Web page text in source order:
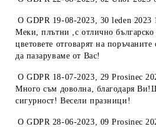
OGDPR 19-08-2023, 30 leden 2023
Меки, плътни ,с отлично българско
цветовете отговарят на
да пазаруваме от Вас!
OGDPR 18-07-2023, 29 Prosinec
Много съм доволна, благодаря
сигурност! Весели празници!
OGDPR 28-06-2023, 09 Prosinec